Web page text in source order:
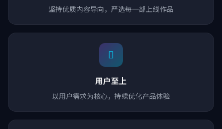
坚持优质内容导向，严选每一部上线作品
用户至上
以用户需求为核心，持续优化产品体验